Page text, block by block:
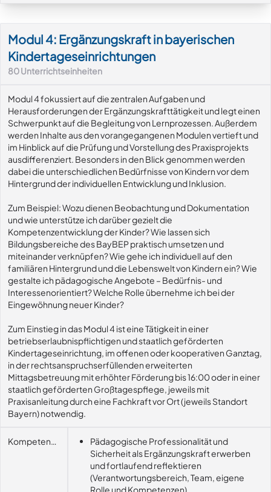
Modul 4: Ergänzungskraft in bayerischen
Kindertageseinrichtungen
80Unterrichtseinheiten
Modul 4 fokussiert auf die zentralen Aufgaben und
Herausforderungen der Ergänzungskrafttätigkeit und legt einen
Schwerpunkt auf die Begleitung von Lernprozessen. Außerdem
werden Inhalte aus den vorangegangenen Modulen vertieft und
im Hinblick auf die Prüfung und Vorstellung des Praxisprojekts
ausdifferenziert. Besonders in den Blick genommen werden
dabei die unterschiedlichen Bedürfnisse von Kindern vor dem
Hintergrund der individuellen Entwicklung und Inklusion.
Zum Beispiel: Wozu dienen Beobachtung und Dokumentation
und wie unterstütze ich darüber gezielt die
Kompetenzentwicklung der Kinder? Wie lassen sich
Bildungsbereiche des BayBEP praktisch umsetzen und
miteinander verknüpfen? Wie gehe ich individuell auf den
familiären Hintergrund und die Lebenswelt von Kindern ein? Wie
gestalte ich pädagogische Angebote – Bedürfnis- und
Interessenorientiert? Welche Rolle übernehme ich bei der
Eingewöhnung neuer Kinder?
Zum Einstieg in das Modul 4 ist eine Tätigkeit in einer
betriebserlaubnispflichtigen und staatlich geförderten
Kindertageseinrichtung, im offenen oder kooperativen Ganztag,
in der rechtsanspruchserfüllenden erweiterten
Mittagsbetreuung mit erhöhter Förderung bis 16:00 oder in einer
staatlich geförderten Großtagespflege, jeweils mit
Praxisanleitung durch eine Fachkraft vor Ort (jeweils Standort
Bayern) notwendig.
Kompetenzerwerb
Pädagogische Professionalität und
Sicherheit als Ergänzungskraft erwerben
und fortlaufend reflektieren
(Verantwortungsbereich, Team, eigene
Rolle und Kompetenzen)